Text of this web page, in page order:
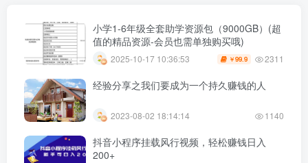
小学1-6年级全套助学资源包（9000GB）(超
值的精品资源-会员也需单独购买哦)
2025-10-17 10:36:53 ￥99.9 2311
经验分享之我们要成为一个持久赚钱的人
2023-08-02 18:14:14 1140
抖音小程序挂载风行视频，轻松赚钱日入
200+